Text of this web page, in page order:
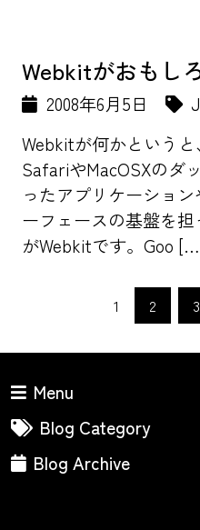
Webkitがおもし
2008年6月5日
Webkitが何かという
SafariやMacOSXのダ
ったアプリケーショ
ーフェースの基盤を
がWebkitです。Goo
1 2 3
Menu
Blog Category
Blog Archive